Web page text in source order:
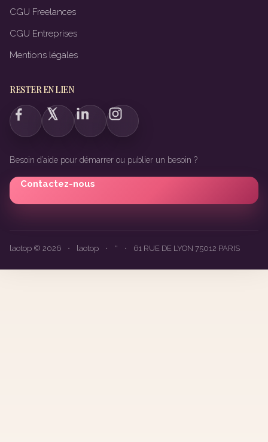
CGU Freelances
CGU Entreprises
Mentions légales
RESTER EN LIEN
Besoin d’aide pour démarrer ou publier un besoin ?
Contactez-nous
laotop © 2026 • laotop • '' • 61 RUE DE LYON 75012 PARIS